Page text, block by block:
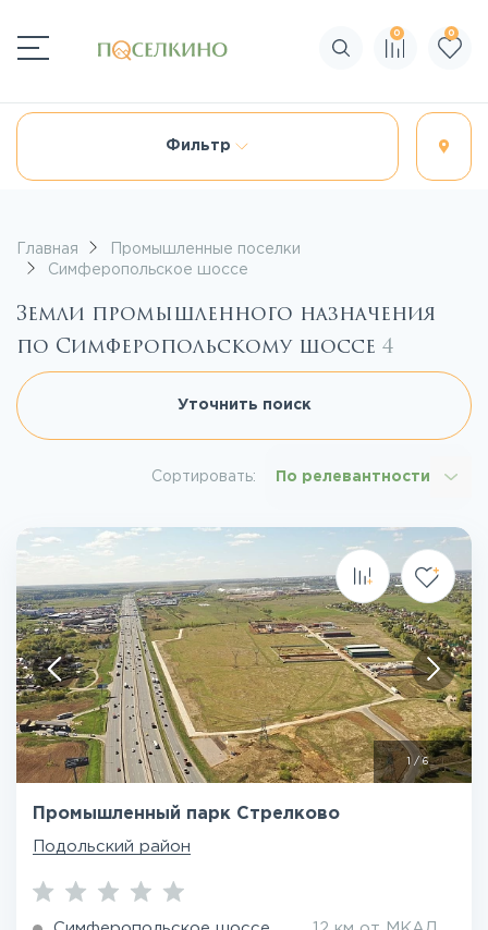
Поиск по сайту
0 0
Фильтр
Главная
Промышленные поселки
Симферопольское шоссе
Земли промышленного назначения
по Симферопольскому шоссе 4
Уточнить поиск
Сортировать: По релевантности
1 /6
Промышленный парк Стрелково
Подольский район